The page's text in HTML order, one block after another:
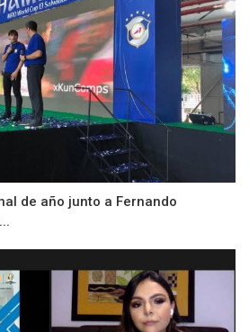
de año junto a Fernando